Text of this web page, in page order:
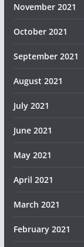
November 2021
October 2021
September 2021
August 2021
July 2021
June 2021
May 2021
April 2021
March 2021
February 2021